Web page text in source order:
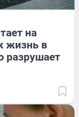
на
жизнь в
разрушает